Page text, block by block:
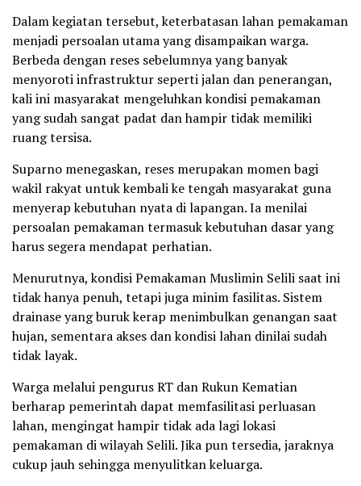
Dalam kegiatan tersebut, keterbatasan lahan pemakaman
menjadi persoalan utama yang disampaikan warga.
Berbeda dengan reses sebelumnya yang banyak
menyoroti infrastruktur seperti jalan dan penerangan,
kali ini masyarakat mengeluhkan kondisi pemakaman
yang sudah sangat padat dan hampir tidak memiliki
ruang tersisa.
Suparno menegaskan, reses merupakan momen bagi
wakil rakyat untuk kembali ke tengah masyarakat guna
menyerap kebutuhan nyata di lapangan. Ia menilai
persoalan pemakaman termasuk kebutuhan dasar yang
harus segera mendapat perhatian.
Menurutnya, kondisi Pemakaman Muslimin Selili saat ini
tidak hanya penuh, tetapi juga minim fasilitas. Sistem
drainase yang buruk kerap menimbulkan genangan saat
hujan, sementara akses dan kondisi lahan dinilai sudah
tidak layak.
Warga melalui pengurus RT dan Rukun Kematian
berharap pemerintah dapat memfasilitasi perluasan
lahan, mengingat hampir tidak ada lagi lokasi
pemakaman di wilayah Selili. Jika pun tersedia, jaraknya
cukup jauh sehingga menyulitkan keluarga.